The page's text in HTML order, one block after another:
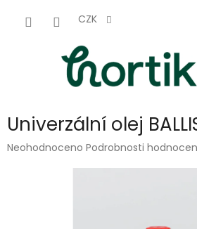
CZK
Univerzální olej
Průměrné
Neohodnoceno Podrobnosti